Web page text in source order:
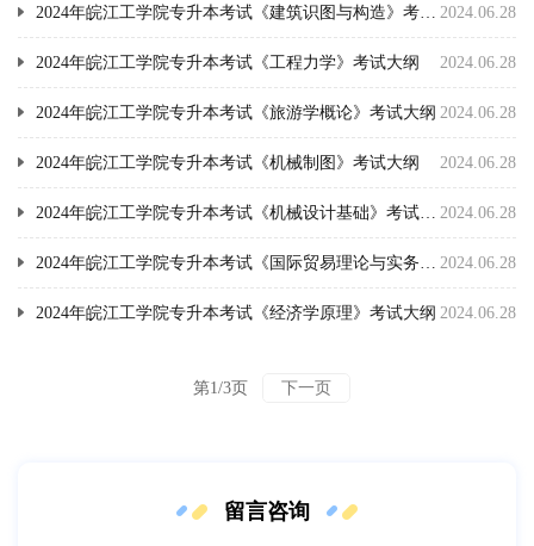
2024.06.28
2024年皖江工学院专升本考试《工程力学》考试大纲 2024.06.28
2024年皖江工学院专升本考试《旅游学概论》考试大纲 2024.06.28
2024年皖江工学院专升本考试《机械制图》考试大纲 2024.06.28
2024.06.28
2024.06.28
2024年皖江工学院专升本考试《经济学原理》考试大纲 2024.06.28
第1/3页 下一页
留言咨询